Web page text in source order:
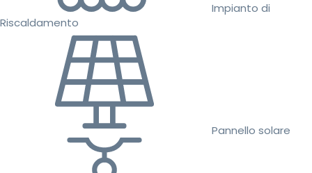
Impianto di
Riscaldamento
Pannello solare